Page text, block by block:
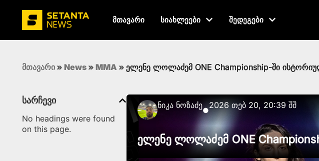
მთავარი სიახლეები შედეგები
მთავარი » News » MMA » ელენე ლოლაძემ ONE Championship-ში
სარჩევი
No headings were found
on this page.
Ნიკა Ნოზაძე●2026 თებ 20, 20:39 შშ
ელენე ლოლაძემ ONE